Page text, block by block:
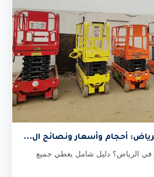
أحجام وأسعار ونصائح ال...
في الرياض؟ دليل شامل يغطي جميع